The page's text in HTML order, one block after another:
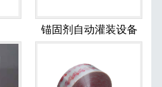
锚固剂自动灌装设备